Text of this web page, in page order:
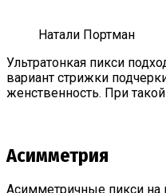
Натали Портман
Ультратонкая пикси
вариант стрижки
женственность. При
Асимметрия
Асимметричные пикси на